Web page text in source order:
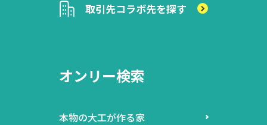
取引先コラボ先を探す
オンリー検索
本物の大工が作る家